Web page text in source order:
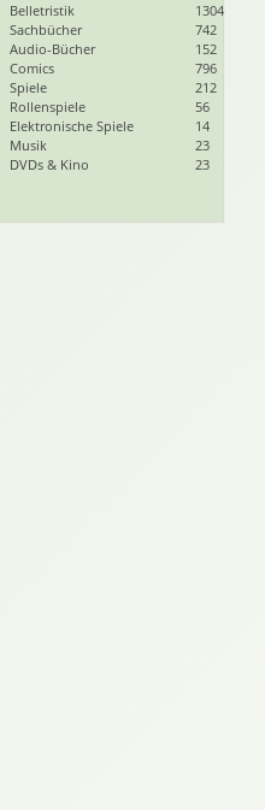
Belletristik
1304
Sachbücher
742
Audio-Bücher
152
Comics
796
Spiele
212
Rollenspiele
56
Elektronische Spiele
14
Musik
23
DVDs & Kino
23